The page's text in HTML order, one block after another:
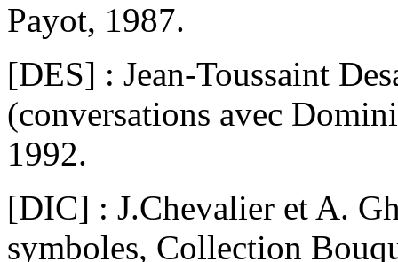
Payot, 1987.
[DES] : Jean-Toussaint
(conversations avec
1992.
[DIC] : J.Chevalier et A.
symboles, Collection